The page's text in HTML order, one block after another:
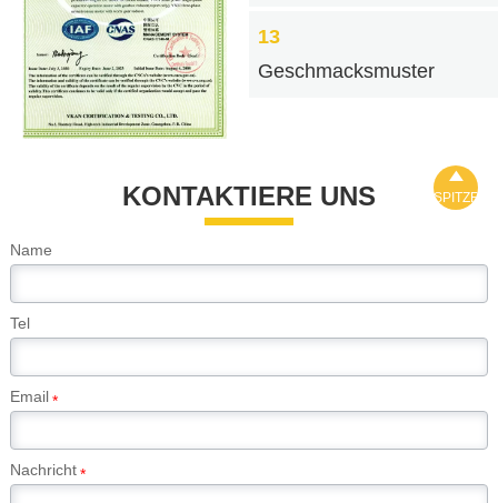
13
Geschmacksmuster
KONTAKTIERE UNS
Name
Tel
Email*
Nachricht*

SPITZE